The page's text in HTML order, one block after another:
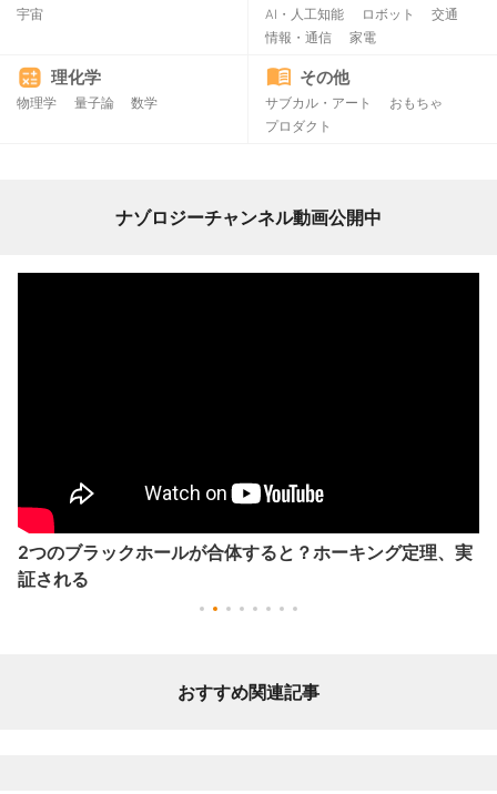
宇宙 AI・人工知能 ロボット
交通
情報・通信
家電
理化学
物理学 量子論 数学
その他
サブカル・アート
おもちゃ
プロダクト
ナゾロジーチャンネル動画公開中
2つのブラックホールが合体すると？ホーキング定理、実
証される
おすすめ関連記事